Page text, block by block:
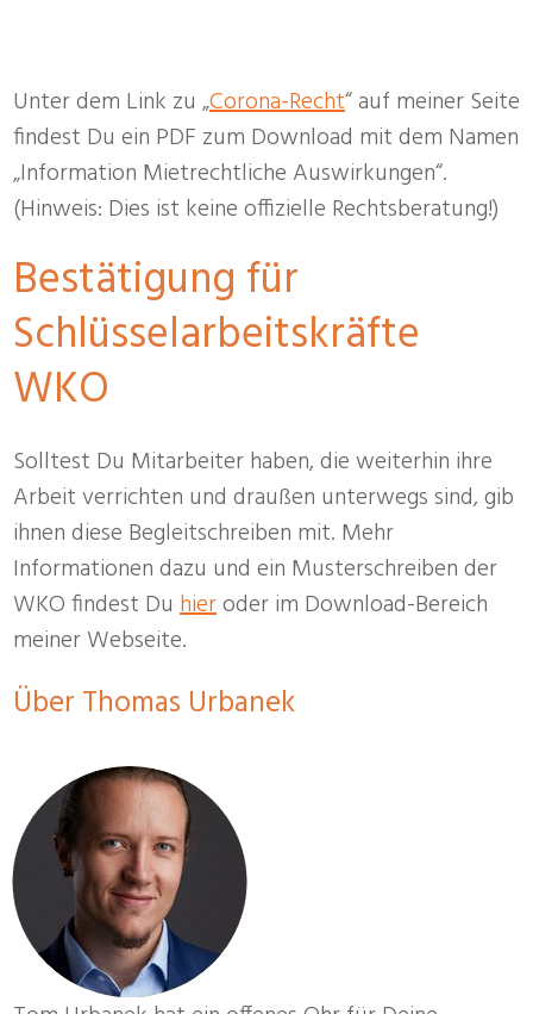
Unter dem Link zu „Corona-Recht“ auf meiner Seite
findest Du ein PDF zum Download mit dem Namen
„Information Mietrechtliche Auswirkungen“.
(Hinweis: Dies ist keine offizielle Rechtsberatung!)
Bestätigung für
Schlüsselarbeitskräfte
WKO
Solltest Du Mitarbeiter haben, die weiterhin ihre
Arbeit verrichten und draußen unterwegs sind, gib
ihnen diese Begleitschreiben mit. Mehr
Informationen dazu und ein Musterschreiben der
WKO findest Du hieroder im Download-Bereich
meiner Webseite.
Über Thomas Urbanek